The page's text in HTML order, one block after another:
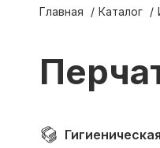
Распылители и
Главная Каталог